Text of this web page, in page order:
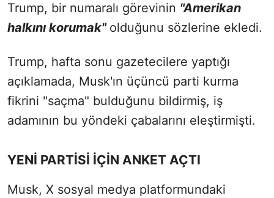
Trump, bir numaralı görevinin "Amerikan
halkını korumak" olduğunu sözlerine ekledi.
Trump, hafta sonu gazetecilere yaptığı
açıklamada, Musk'ın üçüncü parti kurma
fikrini "saçma" bulduğunu bildirmiş, iş
adamının bu yöndeki çabalarını eleştirmişti.
YENİ PARTİSİ İÇİN ANKET AÇTI
Musk, X sosyal medya platformundaki